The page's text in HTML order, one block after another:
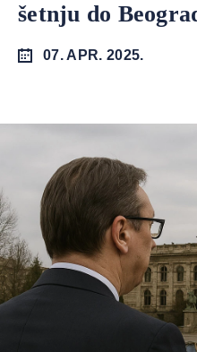
šetnju do
07. APR. 2025.